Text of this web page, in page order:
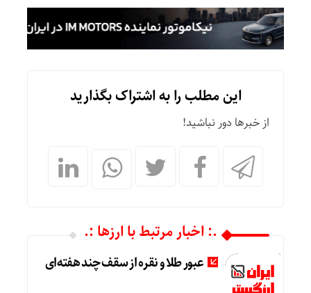
این مطلب را به اشتراک بگذارید
از خبرها دور نباشید!
.: اخبار مرتبط با ارزها :.
عبور طلا و نقره از سقف چند هفته‌ای